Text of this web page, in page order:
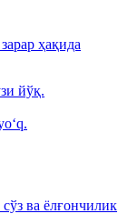
ҳақида
йўқ.
сўз ва ёлғончилик